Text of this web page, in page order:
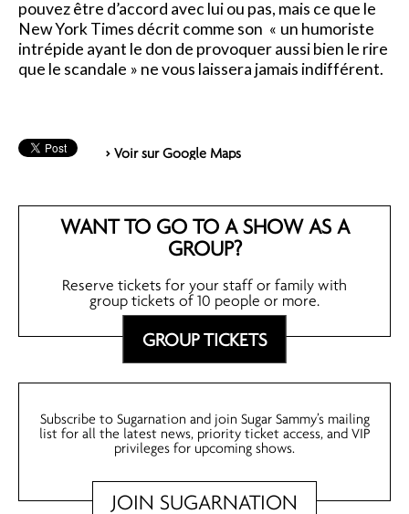
pouvez être d’accord avec lui ou pas, mais ce que le
New York Times décrit comme son « un humoriste
intrépide ayant le don de provoquer aussi bien le rire
que le scandale » ne vous laissera jamais indifférent.
> Voir sur Google Maps
WANT TO GO TO A SHOW AS A
GROUP?
Reserve tickets for your staff or family with
group tickets of 10 people or more.
GROUP TICKETS
Subscribe to Sugarnation and join Sugar Sammy’s mailing
list for all the latest news, priority ticket access, and VIP
privileges for upcoming shows.
JOIN SUGARNATION